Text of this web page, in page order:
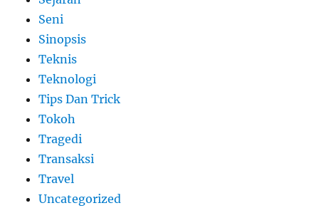
Seni
Sinopsis
Teknis
Teknologi
Tips Dan Trick
Tokoh
Tragedi
Transaksi
Travel
Uncategorized